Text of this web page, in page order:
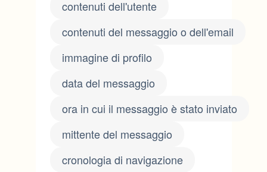
contenuti dell'utente
contenuti del messaggio o dell'email
immagine di profilo
data del messaggio
ora in cui il messaggio è stato inviato
mittente del messaggio
cronologia di navigazione